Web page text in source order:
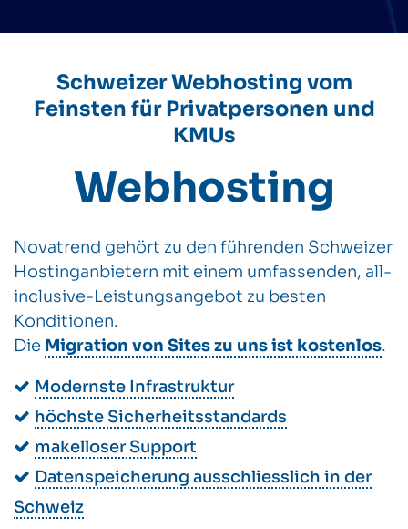
Schweizer Webhosting vom
Feinsten für Privatpersonen und
KMUs
Webhosting
Novatrend gehört zu den führenden Schweizer
Hostinganbietern mit einem umfassenden, all-
inclusive-Leistungsangebot zu besten
Konditionen.
Die Migration von Sites zu uns ist kostenlos.
Modernste Infrastruktur
höchste Sicherheitsstandards
makelloser Support
Datenspeicherung ausschliesslich in der
Schweiz